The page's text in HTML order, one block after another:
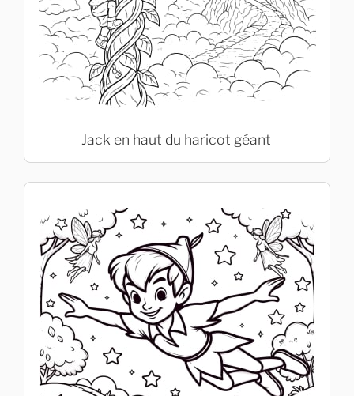
Jack en haut du haricot géant